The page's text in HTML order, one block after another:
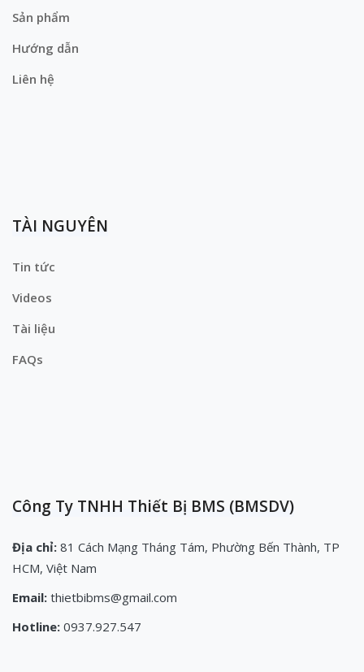
Sản phẩm
Hướng dẫn
Liên hệ
TÀI NGUYÊN
Tin tức
Videos
Tài liệu
FAQs
Công Ty TNHH Thiết Bị BMS (BMSDV)
Địa chỉ: 81 Cách Mạng Tháng Tám, Phường Bến Thành, TP
HCM, Việt Nam
Email: thietbibms@gmail.com
Hotline: 0937.927.547